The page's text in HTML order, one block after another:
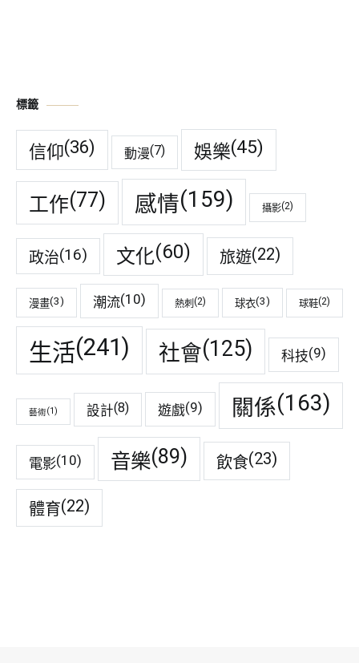
標籤
信仰(36) 動漫(7) 娛樂(45)
工作(77) 感情(159) 攝影(2)
政治(16) 文化(60) 旅遊(22)
漫畫(3) 潮流(10) 熱刺 (2) 球衣(3) 球鞋(2)
生活(241) 社會(125) 科技(9)
藝術(1) 設計(8) 遊戲(9) 關係(163)
電影(10) 音樂(89) 飲食(23)
體育(22)